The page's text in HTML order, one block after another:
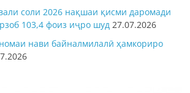
соли 2026 нақшаи қисми даромади
103,4 фоиз иҷро шуд 27.07.2026
нави байналмилалӣ ҳамкориро